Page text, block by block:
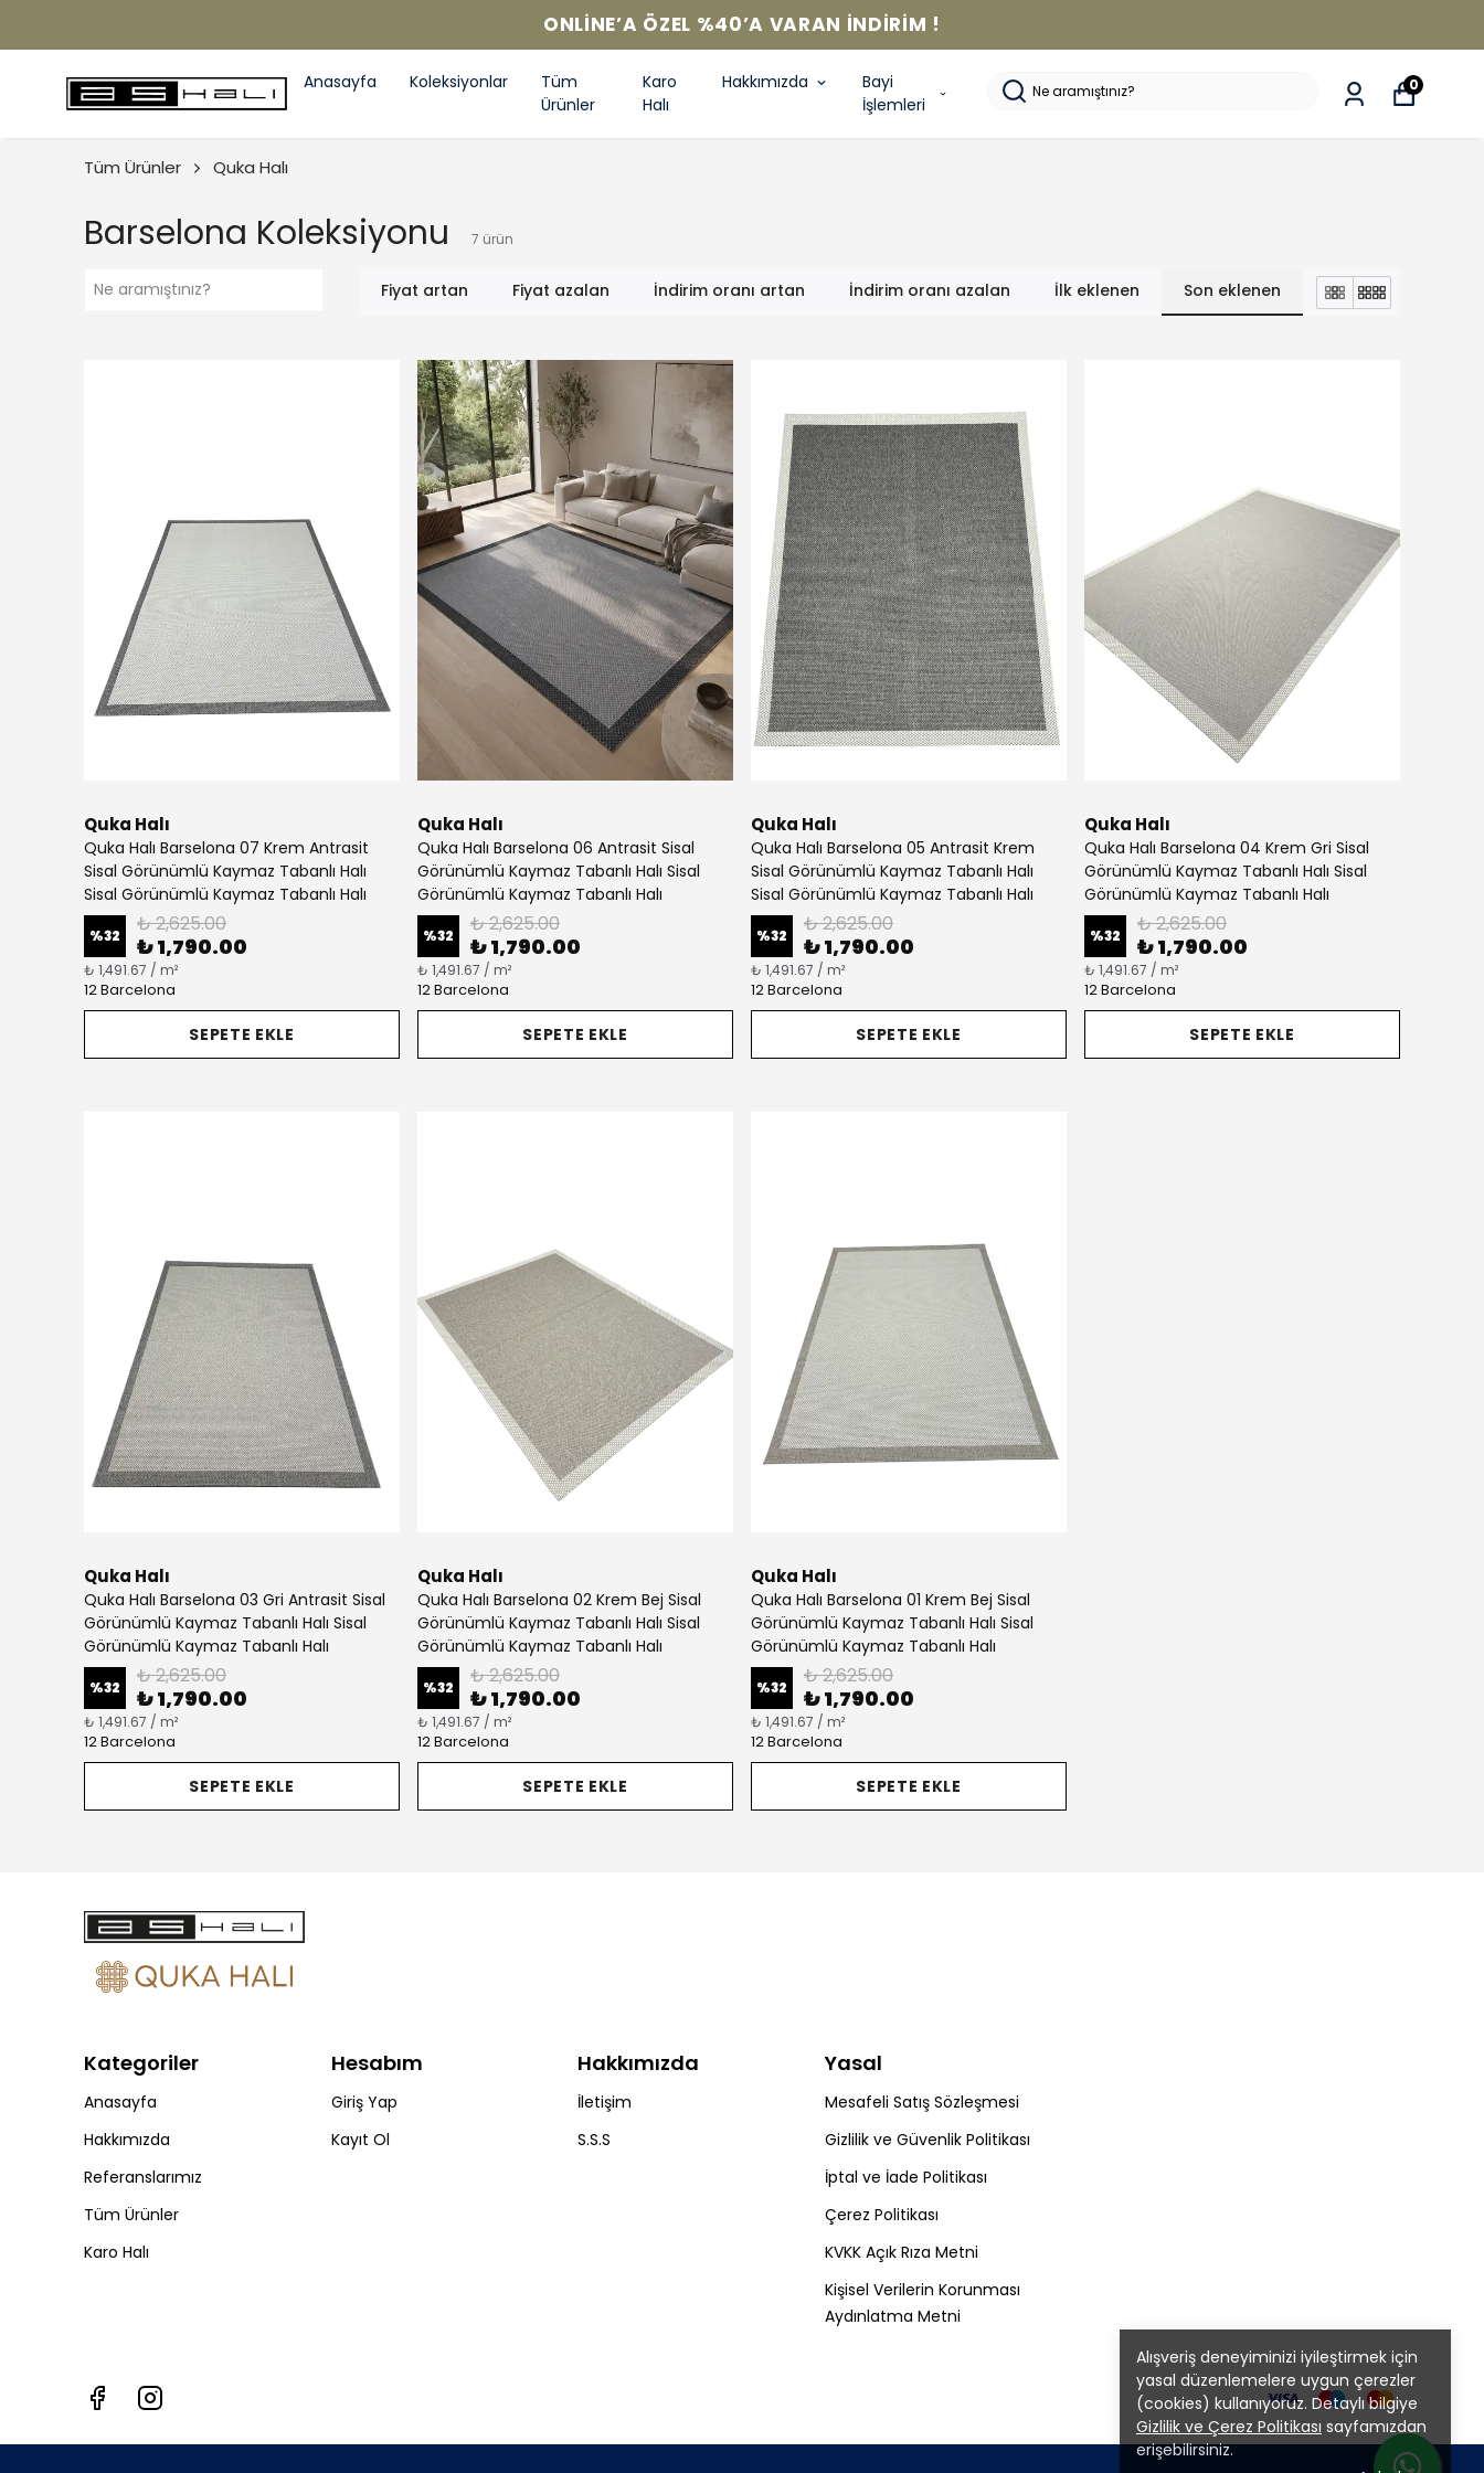
ONLINE’A ÖZEL %40’A VARAN İNDIRIM !
Anasayfa Koleksiyonlar
Tüm
Ürünler
Karo
Halı
Hakkımızda
Bayi
İşlemleri
0
Alışveriş deneyiminizi iyileştirmek için
yasal düzenlemelere uygun çerezler
(cookies) kullanıyoruz. Detaylı bilgiye
Gizlilik ve Çerez Politikası sayfamızdan
erişebilirsiniz.
Tüm Ürünler Quka Halı
Barselona Koleksiyonu 7 ürün
Fiyat artan Fiyat azalan İndirim oranı artan İndirim oranı azalan İlk eklenen Son eklenen
Quka Halı
Quka Halı Barselona 07 Krem Antrasit
Sisal Görünümlü Kaymaz Tabanlı Halı
Sisal Görünümlü Kaymaz Tabanlı Halı
%32 ₺ 2,625.00
₺ 1,790.00
₺ 1,491.67 / m²
12 Barcelona
SEPETE EKLE
Quka Halı
Quka Halı Barselona 06 Antrasit Sisal
Görünümlü Kaymaz Tabanlı Halı Sisal
Görünümlü Kaymaz Tabanlı Halı
%32 ₺ 2,625.00
₺ 1,790.00
₺ 1,491.67 / m²
12 Barcelona
SEPETE EKLE
Quka Halı
Quka Halı Barselona 05 Antrasit Krem
Sisal Görünümlü Kaymaz Tabanlı Halı
Sisal Görünümlü Kaymaz Tabanlı Halı
%32 ₺ 2,625.00
₺ 1,790.00
₺ 1,491.67 / m²
12 Barcelona
SEPETE EKLE
Quka Halı
Quka Halı Barselona 04 Krem Gri Sisal
Görünümlü Kaymaz Tabanlı Halı Sisal
Görünümlü Kaymaz Tabanlı Halı
%32 ₺ 2,625.00
₺ 1,790.00
₺ 1,491.67 / m²
12 Barcelona
SEPETE EKLE
Quka Halı
Quka Halı Barselona 03 Gri Antrasit Sisal
Görünümlü Kaymaz Tabanlı Halı Sisal
Görünümlü Kaymaz Tabanlı Halı
%32 ₺ 2,625.00
₺ 1,790.00
₺ 1,491.67 / m²
12 Barcelona
SEPETE EKLE
Quka Halı
Quka Halı Barselona 02 Krem Bej Sisal
Görünümlü Kaymaz Tabanlı Halı Sisal
Görünümlü Kaymaz Tabanlı Halı
%32 ₺ 2,625.00
₺ 1,790.00
₺ 1,491.67 / m²
12 Barcelona
SEPETE EKLE
Quka Halı
Quka Halı Barselona 01 Krem Bej Sisal
Görünümlü Kaymaz Tabanlı Halı Sisal
Görünümlü Kaymaz Tabanlı Halı
%32 ₺ 2,625.00
₺ 1,790.00
₺ 1,491.67 / m²
12 Barcelona
SEPETE EKLE
Kategoriler
Anasayfa
Hakkımızda
Referanslarımız
Tüm Ürünler
Karo Halı
Hesabım
Giriş Yap
Kayıt Ol
Hakkımızda
İletişim
S.S.S
Yasal
Mesafeli Satış Sözleşmesi
Gizlilik ve Güvenlik Politikası
İptal ve İade Politikası
Çerez Politikası
KVKK Açık Rıza Metni
Kişisel Verilerin Korunması
Aydınlatma Metni